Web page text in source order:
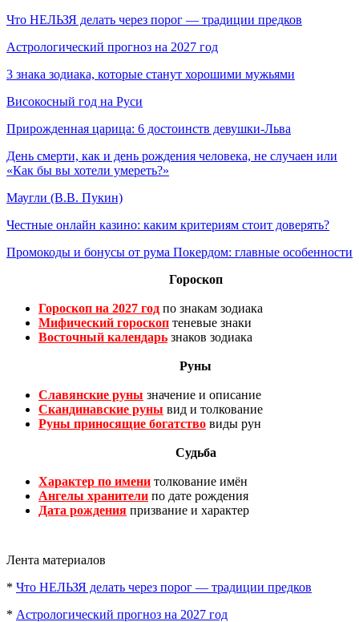
Что НЕЛЬЗЯ делать через порог — традиции предков
Астрологический прогноз на 2027 год
3 знака зодиака, которые станут хорошими мужьями
Високосный год на Руси
Прирожденная царица: 6 достоинств девушки-Льва
День смерти, как и день рождения человека, не случаен или
«Как бы вы хотели умереть?»
Маугли (В.В. Пукин)
Честные онлайн казино: каким критериям стоит доверять?
Промокоды и бонусы от рума Покердом: главные особенности
Гороскоп
Гороскоп на 2027 год по знакам зодиака
Мифический гороскоп теневые знаки
Восточный календарь знаков зодиака
Руны
Славянские руны значение и описание
Скандинавские руны вид и толкование
Руны приносящие богатство виды рун
Судьба
Характер по имени толкование имён
Ангелы хранители по дате рождения
Дата рождения призвание и характер
Лента материалов
* Что НЕЛЬЗЯ делать через порог — традиции предков
* Астрологический прогноз на 2027 год